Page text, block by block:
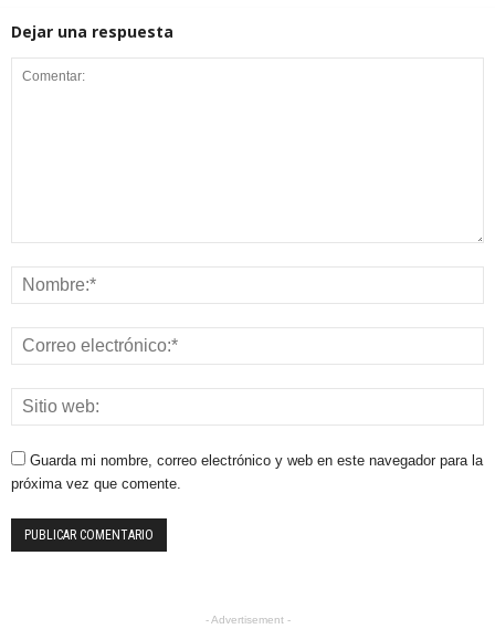
Dejar una respuesta
Guarda mi nombre, correo electrónico y web en este navegador para la
próxima vez que comente.
- Advertisement -